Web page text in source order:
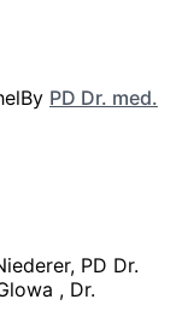
By PD Dr. med.